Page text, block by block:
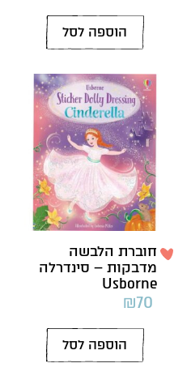
הוספה לסל
חוברת הלבשה
מדבקות – סינדרלה
Usborne
₪70
הוספה לסל